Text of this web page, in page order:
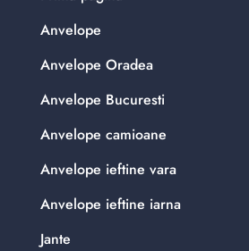
Anvelope
Anvelope Oradea
Anvelope Bucuresti
Anvelope camioane
Anvelope ieftine vara
Anvelope ieftine iarna
Jante